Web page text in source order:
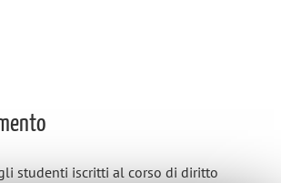
studenti iscritti al corso di diritto